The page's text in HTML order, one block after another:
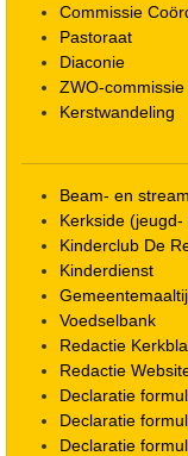
Commissie
Pastoraat
Diaconie
ZWO-commissie
Kerstwandeling
Beam- en
Kerkside
Kinderclub De
Kinderdienst
Voedselbank
Redactie
Redactie
Declaratie
Declaratie
Declaratie